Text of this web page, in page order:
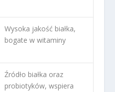
Wysoka jakość białka,
bogate w witaminy
Źródło białka oraz
probiotyków, wspiera